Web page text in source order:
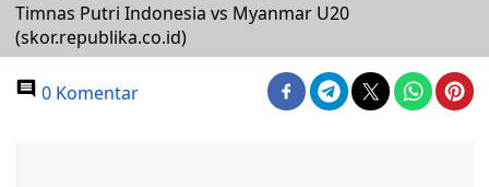
Timnas Putri Indonesia vs Myanmar U20
(skor.republika.co.id)
0 Komentar